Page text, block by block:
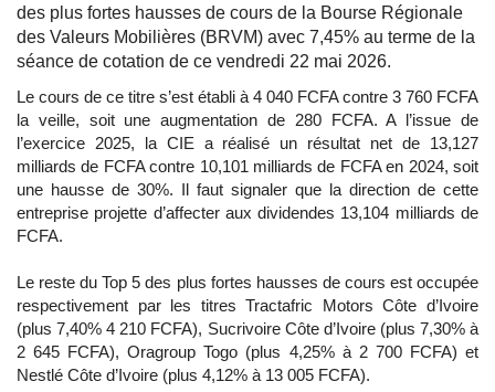
des plus fortes hausses de cours de la Bourse Régionale
des Valeurs Mobilières (BRVM) avec 7,45% au terme de la
séance de cotation de ce vendredi 22 mai 2026.
Le cours de ce titre s’est établi à 4 040 FCFA contre 3 760 FCFA
la veille, soit une augmentation de 280 FCFA. A l’issue de
l’exercice 2025, la CIE a réalisé un résultat net de 13,127
milliards de FCFA contre 10,101 milliards de FCFA en 2024, soit
une hausse de 30%. Il faut signaler que la direction de cette
entreprise projette d’affecter aux dividendes 13,104 milliards de
FCFA.
Le reste du Top 5 des plus fortes hausses de cours est occupée
respectivement par les titres Tractafric Motors Côte d’Ivoire
(plus 7,40% 4 210 FCFA), Sucrivoire Côte d’Ivoire (plus 7,30% à
2 645 FCFA), Oragroup Togo (plus 4,25% à 2 700 FCFA) et
Nestlé Côte d’Ivoire (plus 4,12% à 13 005 FCFA).